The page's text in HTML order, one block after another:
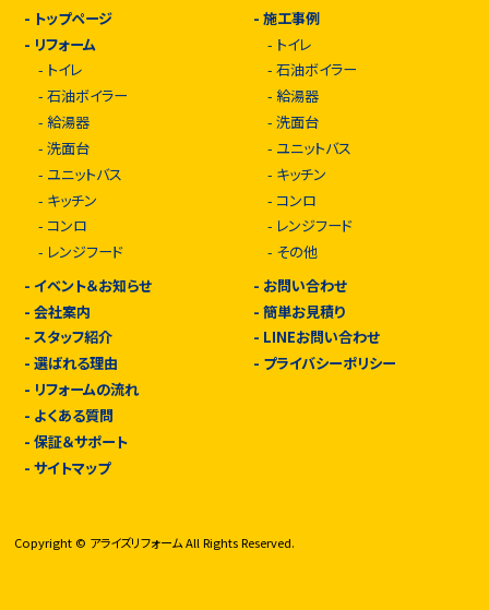
- トップページ
- リフォーム
- トイレ
- 石油ボイラー
- 給湯器
- 洗面台
- ユニットバス
- キッチン
- コンロ
- レンジフード
-施工事例
- トイレ
-石油ボイラー
-給湯器
-洗面台
- ユニットバス
- キッチン
- コンロ
- レンジフード
- その他
- イベント＆お知らせ
- 会社案内
- スタッフ紹介
- 選ばれる理由
- リフォームの流れ
- よくある質問
- 保証＆サポート
- サイトマップ
- お問い合わせ
-簡単お見積り
- LINEお問い合わせ
- プライバシーポリシー
Copyright © アライズリフォーム All Rights Reserved.